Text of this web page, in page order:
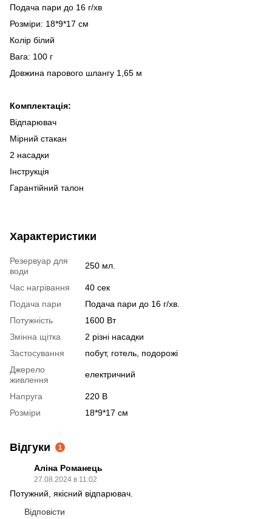
Подача пари до 16 г/хв
Розміри: 18*9*17 см
Колір білий
Вага: 100 г
Довжина парового шлангу 1,65 м
Комплектація:
Відпарювач
Мірний стакан
2 насадки
Інструкція
Гарантійний талон
Характеристики
Резервуар для
води
250 мл.
Час нагрівання
40 сек
Подача пари
Подача пари до 16 г/хв.
Потужність
1600 Вт
Змінна щітка
2 різні насадки
Застосування
побут, готель, подорожі
Джерело
живлення
електричний
Напруга
220 В
Розміри
18*9*17 см
Відгуки 1
Аліна Романець
27.08.2024 в 11:02
Потужний, якісний відпарювач.
Відповісти